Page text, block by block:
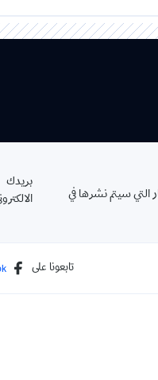
التي سيتم نشرها في
بريدك
تابعونا على